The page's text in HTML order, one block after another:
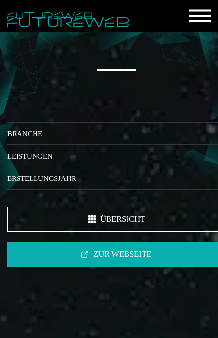
BRANCHE
LEISTUNGEN
ERSTELLUNGSJAHR
ÜBERSICHT
ZUR WEBSEITE